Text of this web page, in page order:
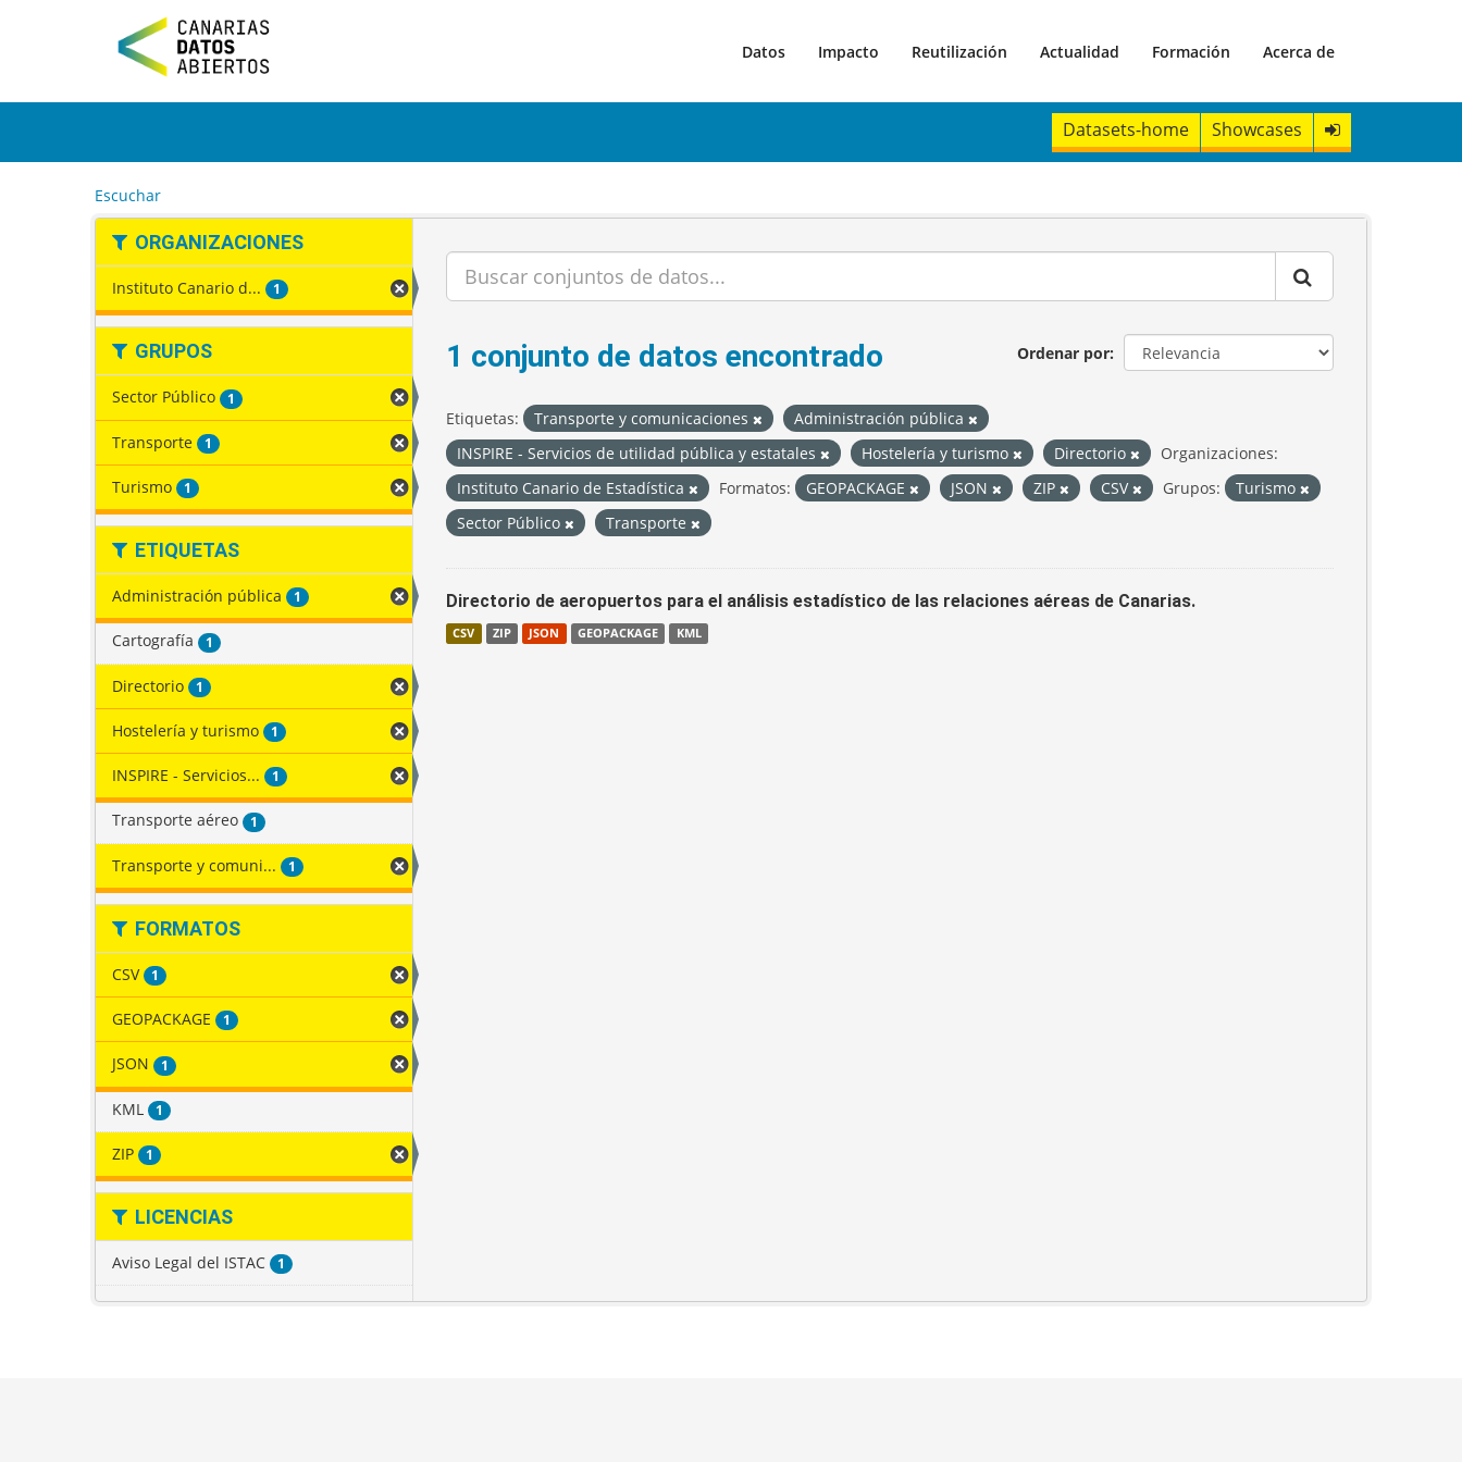
t
Datos Impacto Reutilización Actualidad Formación Acerca de
Datasets-home Showcases
Escuchar
ORGANIZACIONES
Instituto Canario d... 1
GRUPOS
Sector Público 1
Transporte 1
Turismo 1
ETIQUETAS
Administración pública 1
Cartografía 1
Directorio 1
Hostelería y turismo 1
INSPIRE - Servicios... 1
Transporte aéreo 1
Transporte y comuni... 1
FORMATOS
CSV 1
GEOPACKAGE 1
JSON 1
KML 1
ZIP 1
LICENCIAS
Aviso Legal del ISTAC 1
Ordenar por
1 conjunto de datos encontrado
Etiquetas: Transporte y comunicaciones
Administración pública
INSPIRE - Servicios de utilidad pública y estatales
Hostelería y turismo Directorio
Organizaciones:
Instituto Canario de Estadística
Formatos: GEOPACKAGE JSON ZIP CSV Grupos:
Turismo
Sector Público
Transporte
Directorio de aeropuertos para el análisis estadístico de las relaciones aéreas de Canarias.
CSV ZIP JSON GEOPACKAGE KML